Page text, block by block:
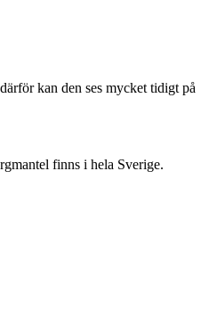
kan den ses mycket tidigt på
finns i hela Sverige.